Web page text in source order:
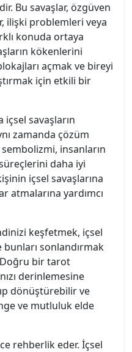
Bu savaşlar, özgüven
ilişki problemleri veya
konuda ortaya
kökenlerini
açmak ve bireyi
için etkili bir
savaşların
zamanda çözüm
sembolizmi, insanların
daha iyi
içsel savaşlarına
atmalarına yardımcı
keşfetmek, içsel
bunları sonlandırmak
bir tarot
derinlemesine
dönüştürebilir ve
ve mutluluk elde
rehberlik eder. İçsel